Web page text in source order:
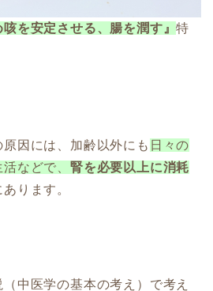
咳を安定させる、腸を潤す』特
因には、加齢以外にも 日々の
などで、 腎を必要以上に消耗
あります。
中医学の基本の考え）で考え